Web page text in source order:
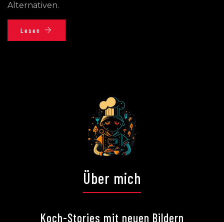
Alternativen.
Lesen
Über mich
Koch-Stories mit neuen Bildern